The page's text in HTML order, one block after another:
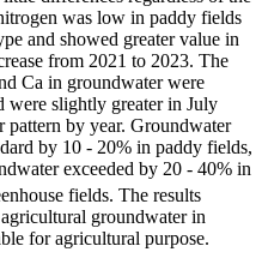
was low in paddy fields
and showed greater value in
from 2021 to 2023. The
Ca in groundwater were
were slightly greater in July
pattern by year. Groundwater
by 10 - 20% in paddy fields,
exceeded by 20 - 40% in
fields. The results
groundwater in
for agricultural purpose.